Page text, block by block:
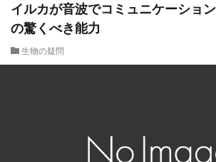
イルカが音波でコミュニケーショ
の驚くべき能力
生物の疑問